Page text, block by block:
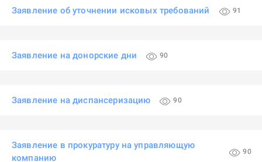
Заявление об уточнении исковых требований 91
Заявление на донорские дни 90
Заявление на диспансеризацию 90
Заявление в прокуратуру на управляющую
компанию
90